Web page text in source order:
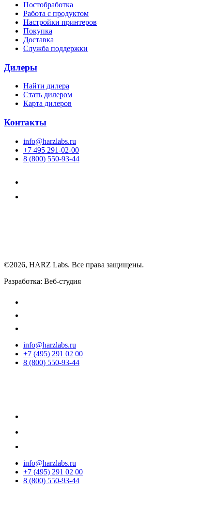
Постобработка
Работа с продуктом
Настройки принтеров
Покупка
Доставка
Служба поддержки
Дилеры
Найти дилера
Cтать дилером
Карта дилеров
Контакты
info@harzlabs.ru
+7 495 291-02-00
8 (800) 550-93-44
©2026, HARZ Labs. Все права защищены.
Разработка: Веб-студия
info@harzlabs.ru
+7 (495) 291 02 00
8 (800) 550-93-44
info@harzlabs.ru
+7 (495) 291 02 00
8 (800) 550-93-44